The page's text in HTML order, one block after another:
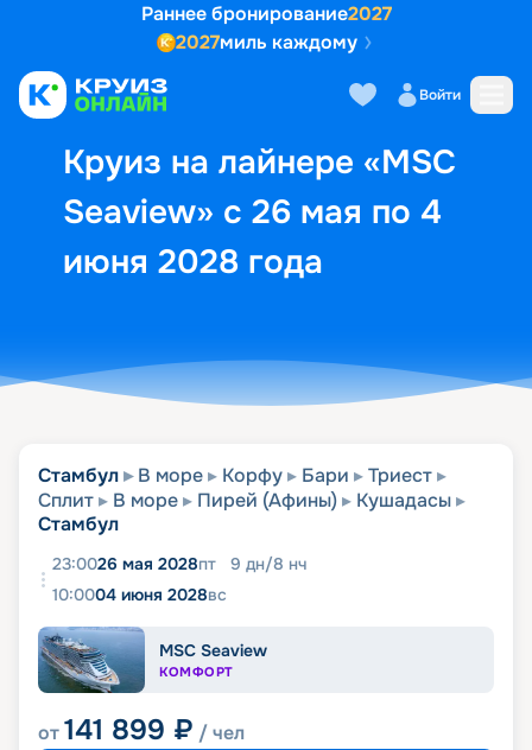
Раннее бронирование2027
2027миль каждому
Войти
Круиз на лайнере «MSC
Seaview» с 26 мая по 4
июня 2028 года
Выбор кают Маршрут и
Стамбул В море Корфу Бари
Триест
Сплит
В море Пирей (Афины)
Кушадасы
Стамбул
23:0026 мая 2028пт 9 дн/8 нч
10:0004 июня 2028вс
MSC Seaview
КОМФОРТ
от141 899 ₽ / чел